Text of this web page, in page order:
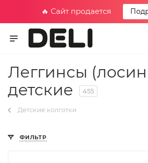
🔥 Сайт продается
Леггинсы
детские
455
Детские колготки
ФИЛЬТР